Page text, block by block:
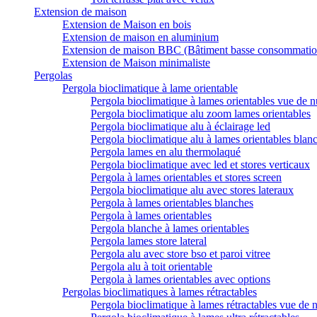
Extension de maison
Extension de Maison en bois
Extension de maison en aluminium
Extension de maison BBC (Bâtiment basse
Extension de Maison minimaliste
Pergolas
Pergola bioclimatique à lame orientable
Pergola bioclimatique à lames orientables vue de
Pergola bioclimatique alu zoom lames orientables
Pergola bioclimatique alu à éclairage led
Pergola bioclimatique alu à lames orientables
Pergola lames en alu thermolaqué
Pergola bioclimatique avec led et stores verticaux
Pergola à lames orientables et stores screen
Pergola bioclimatique alu avec stores lateraux
Pergola à lames orientables blanches
Pergola à lames orientables
Pergola blanche à lames orientables
Pergola lames store lateral
Pergola alu avec store bso et paroi vitree
Pergola alu à toit orientable
Pergola à lames orientables avec options
Pergolas bioclimatiques à lames rétractables
Pergola bioclimatique à lames rétractables vue de